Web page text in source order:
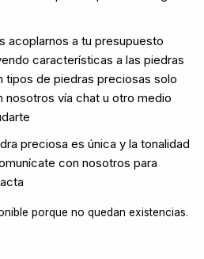
acoplarnos a tu presupuesto
características a las piedras
tipos de piedras preciosas solo
vía chat u otro medio
preciosa es única y la tonalidad
con nosotros para
porque no quedan existencias.